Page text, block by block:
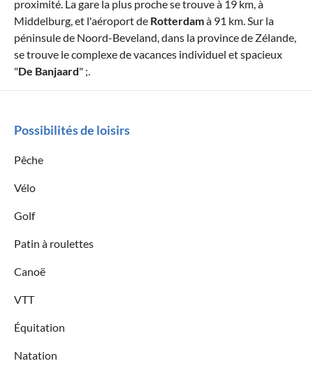
proximité. La gare la plus proche se trouve à 19 km, à
Middelburg, et l'aéroport de Rotterdamà 91 km. Sur la
péninsule de Noord-Beveland, dans la province de Zélande,
se trouve le complexe de vacances individuel et spacieux
"De Banjaard" ;.
Possibilités de loisirs
Pêche
Vélo
Golf
Patin à roulettes
Canoë
VTT
Équitation
Natation